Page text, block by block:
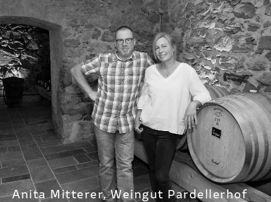
Anita Mitterer, Weingut Pardellerhof